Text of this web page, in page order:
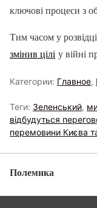
ключові процеси з
Тим часом у
змінив цілі у війні
Категории: Главное,
Теги: Зеленський,
відбудуться
перемовини Києва
Полемика